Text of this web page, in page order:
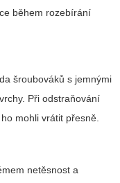
během rozebírání
šroubováků s jemnými
Při odstraňování
mohli vrátit přesně.
netěsnost a